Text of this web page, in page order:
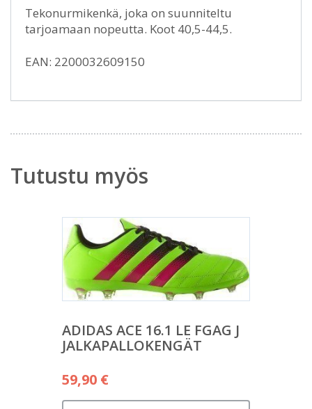
Tekonurmikenkä, joka on suunniteltu
tarjoamaan nopeutta. Koot 40,5-44,5.
EAN: 2200032609150
Tutustu myös
ADIDAS ACE 16.1 LE FGAG J
JALKAPALLOKENGÄT
59,90 €